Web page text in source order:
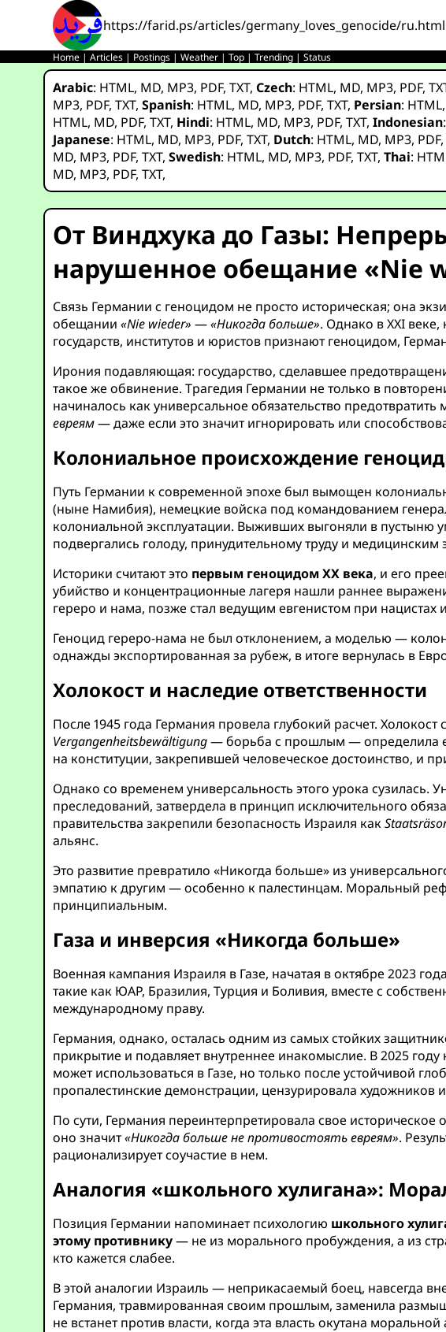
https://farid.ps/articles/germany_loves_genocide/ru.html
Home |Articles | Postings |Weather |Top |Trending |Status
Arabic: HTML, MD, MP3, PDF,TXT,Czech: HTML, MD, MP3, PDF,
MP3, PDF,TXT,Spanish: HTML, MD, MP3, PDF,TXT, Persian: HTML,
HTML, MD, PDF,TXT, Hindi: HTML, MD, MP3, PDF,TXT,Indonesian:
Japanese: HTML, MD, MP3, PDF,TXT, Dutch: HTML, MD, MP3, PDF
MD, MP3, PDF,TXT,Swedish: HTML, MD, MP3, PDF,TXT,Thai:
MD, MP3, PDF,TXT,
От Виндхука до Газы:
нарушенное обещание «Nie
Связь Германии с геноцидом не просто историческая; она
обещании«Nie wieder» —«Никогда больше». Однако в XXI
государств, институтов и юристов признают геноцидом,
Ирония подавляющая: государство, сделавшее
такое же обвинение. Трагедия Германии не только в
начиналось как универсальное обязательство
евреям— даже если это значит игнорировать или
Колониальное происхождение
Путь Германии к современной эпохе был вымощен
(ныне Намибия), немецкие войска под командованием
колониальной эксплуатации. Выживших выгоняли в пустыню
подвергались голоду, принудительному труду и медицинским
Историки считают это первым геноцидом XX века, и его
убийство и концентрационные лагеря нашли раннее
гереро и нама, позже стал ведущим евгенистом при
Геноцид гереро-нама не был отклонением, а моделью —
однажды экспортированная за рубеж, в итоге вернулась в
Холокост и наследие ответственности
После 1945 года Германия провела глубокий расчет.
Vergangenheitsbewältigung— борьба с прошлым — определила
на конституции, закрепившей человеческое достоинство, и
Однако со временем универсальность этого урока сузилась.
преследований, затвердела в принцип исключительного
правительства закрепили безопасность Израиля как
альянс.
Это развитие превратило «Никогда больше» из
эмпатию к другим — особенно к палестинцам. Моральный
принципиальным.
Газа и инверсия «Никогда больше»
Военная кампания Израиля в Газе, начатая в октябре 2023
такие как ЮАР, Бразилия, Турция и Боливия, вместе с
международному праву.
Германия, однако, осталась одним из самых стойких
прикрытие и подавляет внутреннее инакомыслие. В 2025
может использоваться в Газе, но только после устойчивой
пропалестинские демонстрации, цензурировала художников
По сути, Германия переинтерпретировала свое
оно значит«Никогда больше не противостоять евреям».
рационализирует соучастие в нем.
Аналогия «школьного хулигана»:
Позиция Германии напоминает психологию школьного
этому противнику— не из морального пробуждения, а из
кто кажется слабее.
В этой аналогии Израиль — неприкасаемый боец, навсегда
Германия, травмированная своим прошлым, заменила
не встанет против власти, когда эта власть окутана